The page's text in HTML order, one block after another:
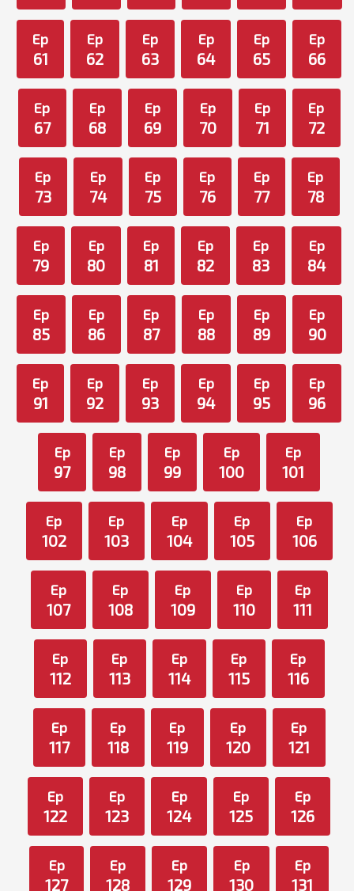
Ep
61
Ep
62
Ep
63
Ep
64
Ep
65
Ep
66
Ep
67
Ep
68
Ep
69
Ep
70
Ep
71
Ep
72
Ep
73
Ep
74
Ep
75
Ep
76
Ep
77
Ep
78
Ep
79
Ep
80
Ep
81
Ep
82
Ep
83
Ep
84
Ep
85
Ep
86
Ep
87
Ep
88
Ep
89
Ep
90
Ep
91
Ep
92
Ep
93
Ep
94
Ep
95
Ep
96
Ep
97
Ep
98
Ep
99
Ep
100
Ep
101
Ep
102
Ep
103
Ep
104
Ep
105
Ep
106
Ep
107
Ep
108
Ep
109
Ep
110
Ep
111
Ep
112
Ep
113
Ep
114
Ep
115
Ep
116
Ep
117
Ep
118
Ep
119
Ep
120
Ep
121
Ep
122
Ep
123
Ep
124
Ep
125
Ep
126
Ep
127
Ep
128
Ep
129
Ep
130
Ep
131